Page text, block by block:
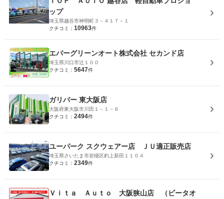
ップ
埼玉県越谷市神明町３－４１７－１
クチコミ： 10963件
エバーグリーンオート株式会社 セカンド店
埼玉県川口市辻１００
クチコミ： 5647件
ガリバー 東大阪店
大阪府東大阪市川田１－１－６
クチコミ： 2494件
ユーパーク スクウェアー店 ＪＵ適正販売店
埼玉県さいたま市岩槻区釣上新田１１０４
クチコミ： 2349件
Ｖｉｔａ Ａｕｔｏ 大阪狭山店 （ビータオ